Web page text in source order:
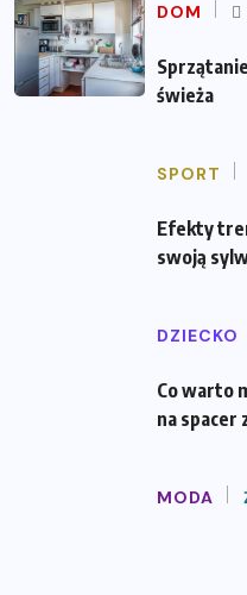
DOM
świeża
SPORT
Efekty
swoją
DZIECKO
Co warto
na spacer
MODA